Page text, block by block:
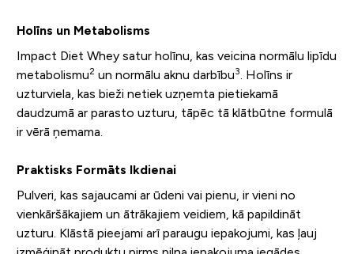
Holīns un Metabolisms
Impact Diet Whey satur holīnu, kas veicina normālu lipīdu
metabolismu2un normālu aknu darbību3
. Holīns ir
uzturviela, kas bieži netiek uzņemta pietiekamā
daudzumā ar parasto uzturu, tāpēc tā klātbūtne formulā
ir vērā ņemama.
Praktisks Formāts Ikdienai
Pulveri, kas sajaucami ar ūdeni vai pienu, ir vieni no
vienkāršākajiem un ātrākajiem veidiem, kā papildināt
uzturu. Klāstā pieejami arī paraugu iepakojumi, kas ļauj